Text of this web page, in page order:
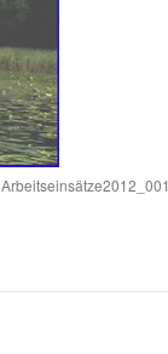
Arbeitseinsätze2012_001